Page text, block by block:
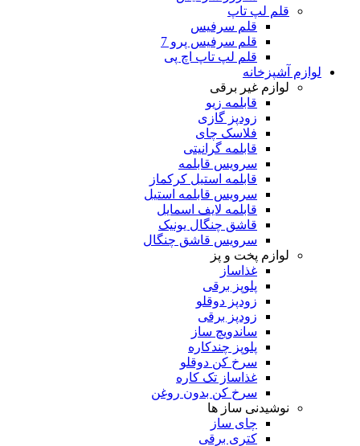
قلم لپ تاپ
قلم سرفیس
قلم سرفیس پرو 7
قلم لپ تاپ اچ پی
لوازم آشپزخانه
لوازم غیر برقی
قابلمه زیو
زودپز گازی
فلاسک چای
قابلمه گرانیتی
سرویس قابلمه
قابلمه استیل کرکماز
سرویس قابلمه استیل
قابلمه لایف اسمایل
قاشق چنگال یونیک
سرویس قاشق چنگال
لوازم پخت و پز
غذاساز
پلوپز برقی
زودپز دوقلو
زودپز برقی
ساندویچ ساز
پلوپز چندکاره
سرخ کن دوقلو
غذاساز تک کاره
سرخ کن بدون روغن
نوشیدنی ساز ها
چای ساز
کتری برقی